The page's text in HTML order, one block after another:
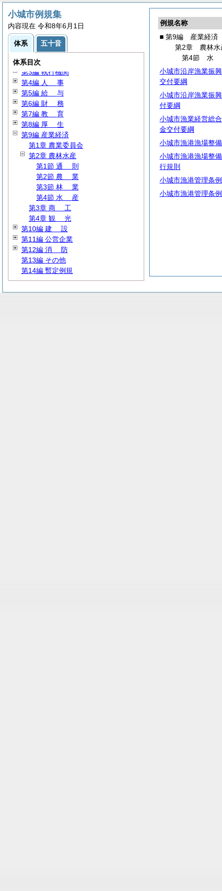
例規名称
■ 第9編 産業経済
第2章 農林水
第4節 水
小城市沿岸漁業振
交付要綱
小城市沿岸漁業振
付要綱
小城市漁業経営総
金交付要綱
小城市漁港漁場整
小城市漁港漁場整
行規則
小城市漁港管理条例
小城市漁港管理条
小城市例規集
内容現在 令和8年6月1日
体系 五十音
体系目次
第1編総規
第2編
第3編 執行機関
第4編 人 事
第5編 給 与
第6編 財 務
第7編 教 育
第8編 厚 生
第9編 産業経済
第1章 農業委員会
第2章 農林水産
第1節 通 則
第2節 農 業
第3節 林 業
第4節 水 産
第3章 商 工
第4章 観 光
第10編 建 設
第11編 公営企業
第12編 消 防
第13編 その他
第14編 暫定例規